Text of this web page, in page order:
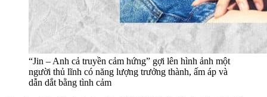
“Jin – Anh cả truyền cảm hứng” gợi lên hình ảnh một
người thủ lĩnh có năng lượng trưởng thành, ấm áp và
dẫn dắt bằng tình cảm